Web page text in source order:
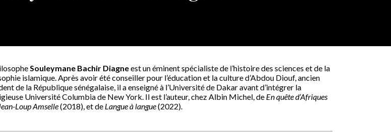
Souleymane Bachir Diagneest un éminent spécialiste de l’histoire des sciences et de la
islamique. Après avoir été conseiller pour l’éducation et la culture d’Abdou Diouf, ancien
de la République sénégalaise, il a enseigné à l’Université de Dakar avant d’intégrer la
Université Columbia de New York. Il est l’auteur, chez Albin Michel, de En quête d’Afriques
Loup Amselle(2018), et de Langue à langue(2022).